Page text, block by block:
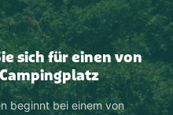
sich für einen von
beginnt bei einem von